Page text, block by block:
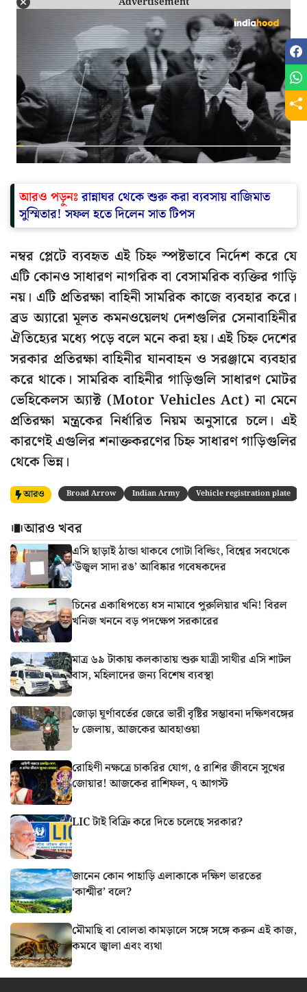
আরও পড়ুনঃরান্নাঘর থেকে শুরু করা ব্যবসায় বাজিমাত
সুস্মিতার! সফল হতে দিলেন সাত টিপস
নম্বর প্লেটে ব্যবহৃত এই চিহ্ন স্পষ্টভাবে নির্দেশ করে যে
এটি কোনও সাধারণ নাগরিক বা বেসামরিক ব্যক্তির গাড়ি
নয়। এটি প্রতিরক্ষা বাহিনী সামরিক কাজে ব্যবহার করে।
ব্রড অ্যারো মূলত কমনওয়েলথ দেশগুলির সেনাবাহিনীর
ঐতিহ্যের মধ্যে পড়ে বলে মনে করা হয়। এই চিহ্ন দেশের
সরকার প্রতিরক্ষা বাহিনীর যানবাহন ও সরঞ্জামে ব্যবহার
করে থাকে। সামরিক বাহিনীর গাড়িগুলি সাধারণ মোটর
ভেহিকেলস অ্যাক্ট (Motor Vehicles Act) না মেনে
প্রতিরক্ষা মন্ত্রকের নির্ধারিত নিয়ম অনুসারে চলে। এই
কারণেই এগুলির শনাক্তকরণের চিহ্ন সাধারণ গাড়িগুলির
থেকে ভিন্ন।
আরও Broad Arrow Indian Army Vehicle registration plate
আরও খবর
এসি ছাড়াই ঠান্ডা থাকবে গোটা বিল্ডিং, বিশ্বের সবথেকে
‘উজ্বল সাদা রঙ’ আবিষ্কার গবেষকদের
চিনের একাধিপত্যে ধস নামাবে পুরুলিয়ার খনি! বিরল
খনিজ খননে বড় পদক্ষেপ সরকারের
মাত্র ৬৯ টাকায় কলকাতায় শুরু যাত্রী সাথীর এসি শাটল
বাস, মহিলাদের জন্য বিশেষ ব্যবস্থা
জোড়া ঘূর্ণাবর্তের জেরে ভারী বৃষ্টির সম্ভাবনা দক্ষিণবঙ্গের
৮ জেলায়, আজকের আবহাওয়া
রোহিণী নক্ষত্রে চাকরির যোগ, ৫ রাশির জীবনে সুখের
জোয়ার! আজকের রাশিফল, ৭ আগস্ট
LIC টাই বিক্রি করে দিতে চলেছে সরকার?
জানেন কোন পাহাড়ি এলাকাকে দক্ষিণ ভারতের
‘কাশ্মীর’ বলে?
মৌমাছি বা বোলতা কামড়ালে সঙ্গে সঙ্গে করুন এই কাজ,
কমবে জ্বালা এবং ব্যথা